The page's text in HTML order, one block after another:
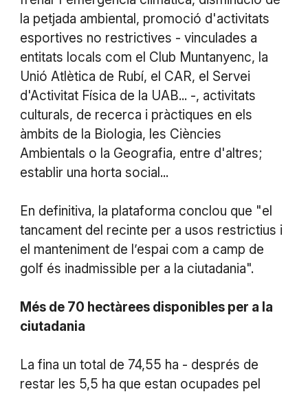
la petjada ambiental, promoció d'activitats
esportives no restrictives - vinculades a
entitats locals com el Club Muntanyenc, la
Unió Atlètica de Rubí, el CAR, el Servei
d'Activitat Física de la UAB... -, activitats
culturals, de recerca i pràctiques en els
àmbits de la Biologia, les Ciències
Ambientals o la Geografia, entre d'altres;
establir una horta social...
En definitiva, la plataforma conclou que "el
tancament del recinte per a usos restrictius i
el manteniment de l’espai com a camp de
golf és inadmissible per a la ciutadania".
Més de 70 hectàrees disponibles per a la
ciutadania
La fina un total de 74,55 ha - després de
restar les 5,5 ha que estan ocupades pel